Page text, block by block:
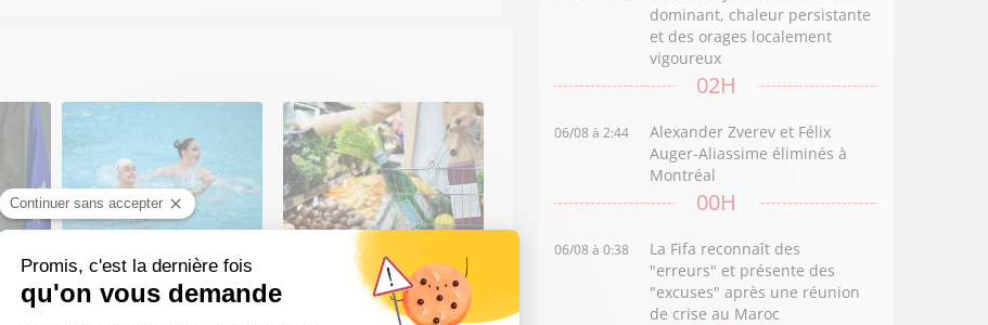
Milan Violon, seul homme
en équipe de France de
natation artistique, victime
Vacances d'été : voici ce
que les Français achètent
vraiment une fois arrivés
dominant, chaleur persistante
et des orages localement
vigoureux
02H
06/08 à 2:44
Alexander Zverev et Félix
Auger-Aliassime éliminés à
Montréal
00H
06/08 à 0:38
La Fifa reconnaît des
"erreurs" et présente des
"excuses" après une réunion
de crise au Maroc